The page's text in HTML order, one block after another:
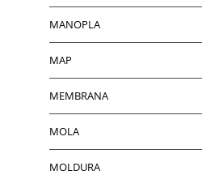
MANOPLA
MAP
MEMBRANA
MOLA
MOLDURA